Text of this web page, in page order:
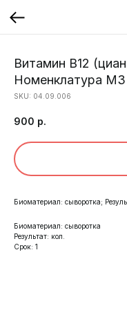
Витамин В12
Номенклатура
SKU: 04.09.006
900 р.
Биоматериал: сыворотка;
Биоматериал: сыворотка
Результат: кол.
Срок: 1